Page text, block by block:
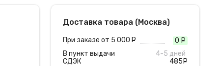
Доставка товара (Москва)
При заказе от 5 000 0
В пункт выдачи
СДЭК
4-5 дней
485